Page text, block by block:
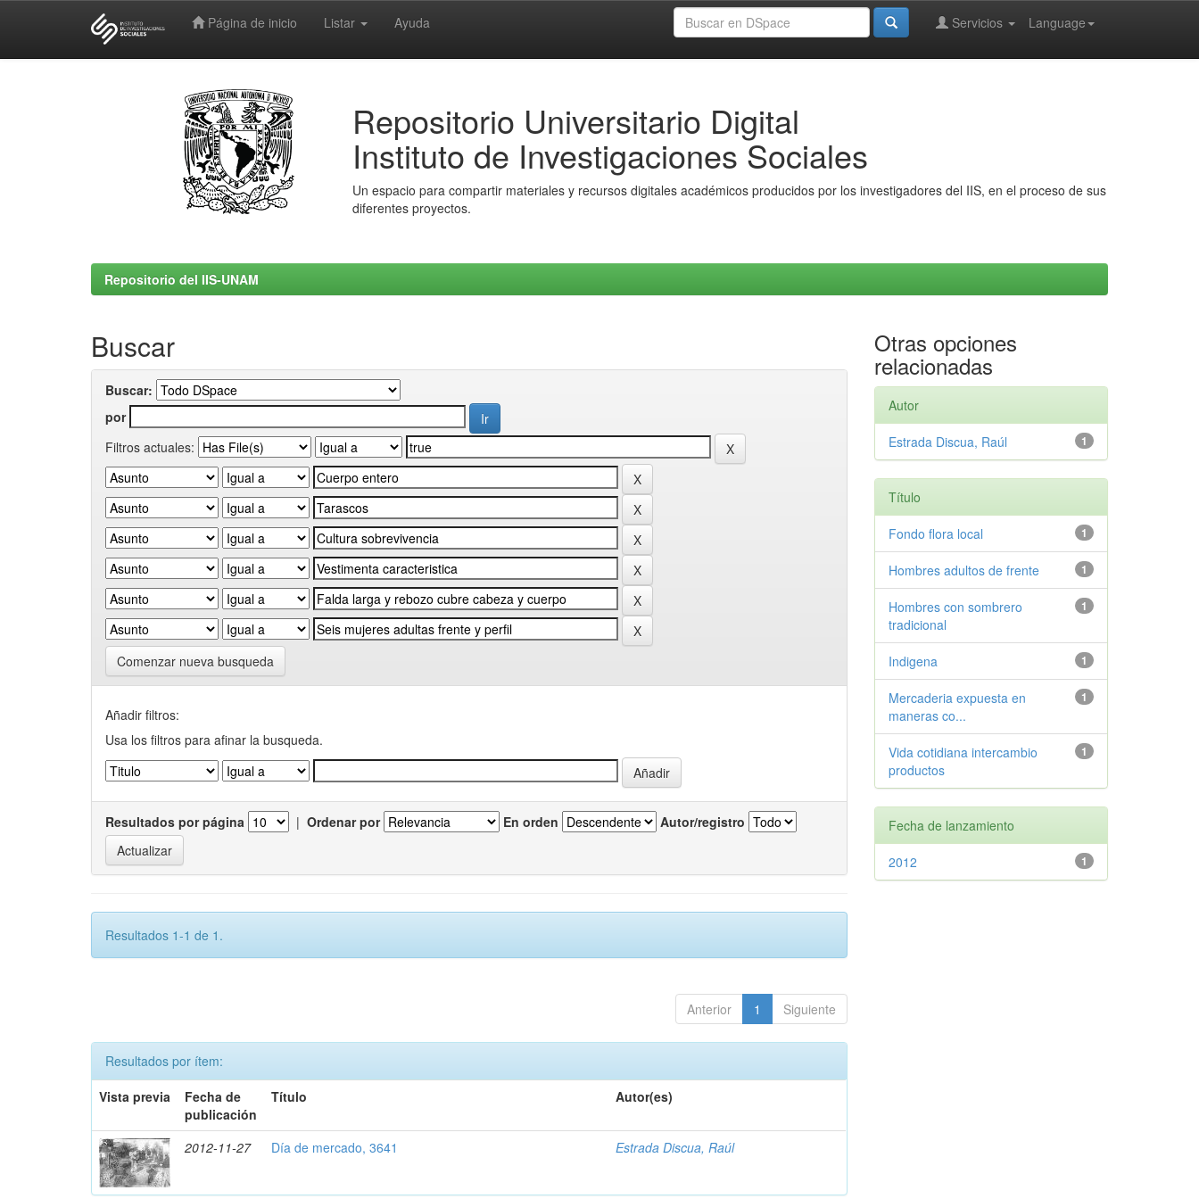
Página de inicio Listar Ayuda Language
Servicios
Repositorio Universitario Digital
Instituto de Investigaciones Sociales
Un espacio para compartir materiales y recursos digitales académicos producidos por los investigadores del IIS, en el proceso de sus
diferentes proyectos.
Repositorio del IIS-UNAM
Buscar
Buscar:
por
Filtros actuales:
Comenzar nueva busqueda
Añadir filtros:
Usa los filtros para afinar la busqueda.
Resultados por página | Ordenar por En orden Autor/registro
Resultados 1-1 de 1.
Anterior 1 Siguiente
Resultados por ítem:
Vista previa
Fecha de
publicación
Título Autor(es)
2012-11-27 Día de mercado, 3641 Estrada Discua, Raúl
Otras opciones
relacionadas
Autor
1
Estrada Discua, Raúl
Título
1
Fondo flora local
1
Hombres adultos de frente
1
Hombres con sombrero
tradicional
1
Indigena
1
Mercaderia expuesta en
maneras co...
1
Vida cotidiana intercambio
productos
Fecha de lanzamiento
1
2012